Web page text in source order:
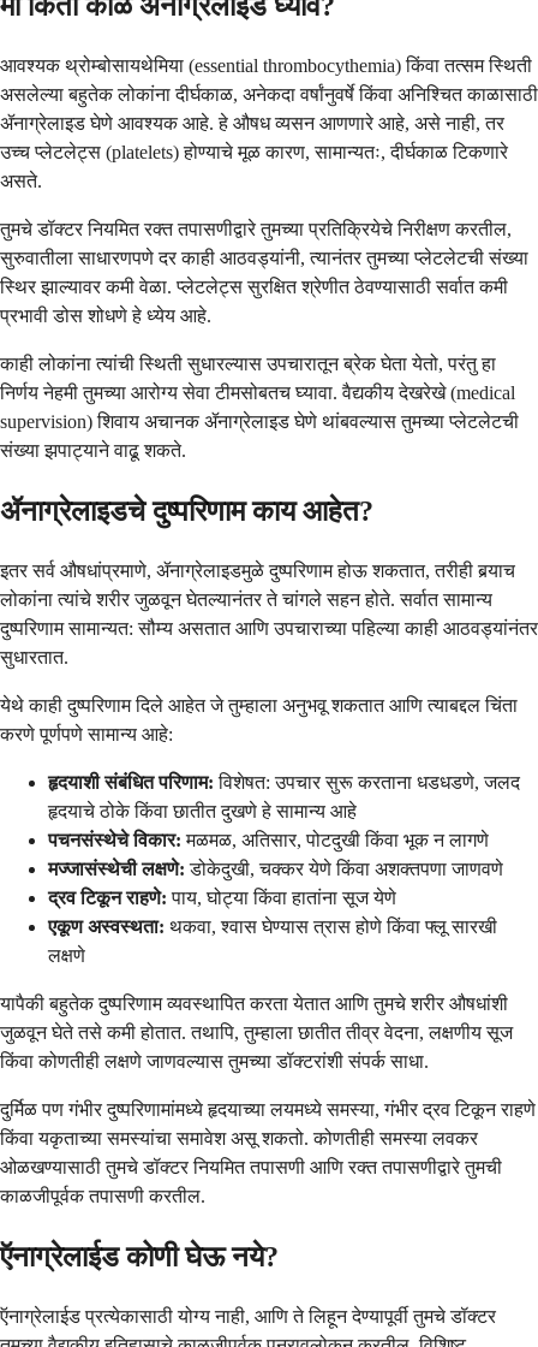
मी किती काळ ॲनाग्रेलाइड घ्यावे?
आवश्यक थ्रोम्बोसायथेमिया (essential thrombocythemia) किंवा तत्सम स्थिती
असलेल्या बहुतेक लोकांना दीर्घकाळ, अनेकदा वर्षांनुवर्षे किंवा अनिश्चित काळासाठी
ॲनाग्रेलाइड घेणे आवश्यक आहे. हे औषध व्यसन आणणारे आहे, असे नाही, तर
उच्च प्लेटलेट्स (platelets) होण्याचे मूळ कारण, सामान्यतः, दीर्घकाळ टिकणारे
असते.
तुमचे डॉक्टर नियमित रक्त तपासणीद्वारे तुमच्या प्रतिक्रियेचे निरीक्षण करतील,
सुरुवातीला साधारणपणे दर काही आठवड्यांनी, त्यानंतर तुमच्या प्लेटलेटची संख्या
स्थिर झाल्यावर कमी वेळा. प्लेटलेट्स सुरक्षित श्रेणीत ठेवण्यासाठी सर्वात कमी
प्रभावी डोस शोधणे हे ध्येय आहे.
काही लोकांना त्यांची स्थिती सुधारल्यास उपचारातून ब्रेक घेता येतो, परंतु हा
निर्णय नेहमी तुमच्या आरोग्य सेवा टीमसोबतच घ्यावा. वैद्यकीय देखरेखे (medical
supervision) शिवाय अचानक ॲनाग्रेलाइड घेणे थांबवल्यास तुमच्या प्लेटलेटची
संख्या झपाट्याने वाढू शकते.
ॲनाग्रेलाइडचे दुष्परिणाम काय आहेत?
इतर सर्व औषधांप्रमाणे, ॲनाग्रेलाइडमुळे दुष्परिणाम होऊ शकतात, तरीही बर्‍याच
लोकांना त्यांचे शरीर जुळवून घेतल्यानंतर ते चांगले सहन होते. सर्वात सामान्य
दुष्परिणाम सामान्यत: सौम्य असतात आणि उपचाराच्या पहिल्या काही आठवड्यांनंतर
सुधारतात.
येथे काही दुष्परिणाम दिले आहेत जे तुम्हाला अनुभवू शकतात आणि त्याबद्दल चिंता
करणे पूर्णपणे सामान्य आहे:
हृदयाशी संबंधित परिणाम: विशेषत: उपचार सुरू करताना धडधडणे, जलद
हृदयाचे ठोके किंवा छातीत दुखणे हे सामान्य आहे
पचनसंस्थेचे विकार: मळमळ, अतिसार, पोटदुखी किंवा भूक न लागणे
मज्जासंस्थेची लक्षणे: डोकेदुखी, चक्कर येणे किंवा अशक्तपणा जाणवणे
द्रव टिकून राहणे: पाय, घोट्या किंवा हातांना सूज येणे
एकूण अस्वस्थता: थकवा, श्वास घेण्यास त्रास होणे किंवा फ्लू सारखी
लक्षणे
यापैकी बहुतेक दुष्परिणाम व्यवस्थापित करता येतात आणि तुमचे शरीर औषधांशी
जुळवून घेते तसे कमी होतात. तथापि, तुम्हाला छातीत तीव्र वेदना, लक्षणीय सूज
किंवा कोणतीही लक्षणे जाणवल्यास तुमच्या डॉक्टरांशी संपर्क साधा.
दुर्मिळ पण गंभीर दुष्परिणामांमध्ये हृदयाच्या लयमध्ये समस्या, गंभीर द्रव टिकून राहणे
किंवा यकृताच्या समस्यांचा समावेश असू शकतो. कोणतीही समस्या लवकर
ओळखण्यासाठी तुमचे डॉक्टर नियमित तपासणी आणि रक्त तपासणीद्वारे तुमची
काळजीपूर्वक तपासणी करतील.
ऍनाग्रेलाईड कोणी घेऊ नये?
ऍनाग्रेलाईड प्रत्येकासाठी योग्य नाही, आणि ते लिहून देण्यापूर्वी तुमचे डॉक्टर